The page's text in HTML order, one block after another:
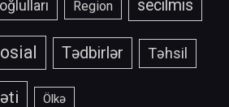
Region secilmis
Tədbirlər Təhsil
Ölkə